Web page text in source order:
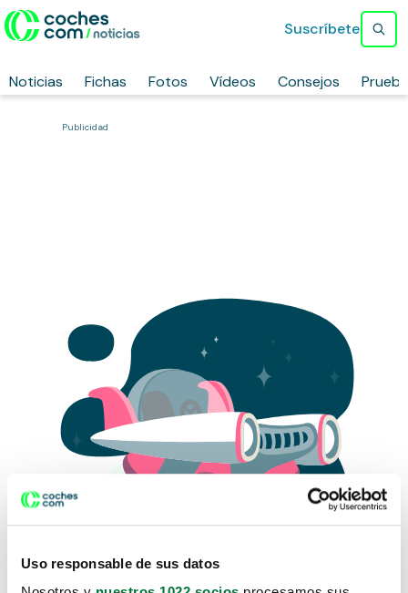
Uso responsable de sus datos
Noticias Fichas Fotos Vídeos Consejos
Suscríbete
Publicidad